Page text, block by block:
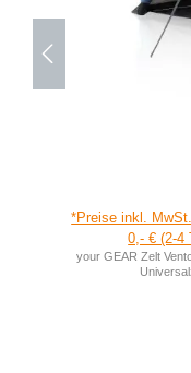
*Preise inkl.
0,- € (2-4
your GEAR Zelt